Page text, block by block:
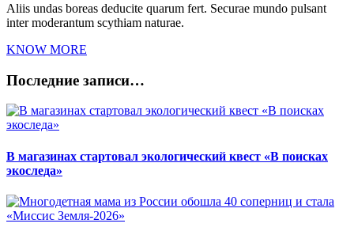
Aliis undas boreas deducite quarum fert. Securae mundo pulsant
inter moderantum scythiam naturae.
KNOW MORE
Последние записи…
В магазинах стартовал экологический квест «В поисках
экоследа»